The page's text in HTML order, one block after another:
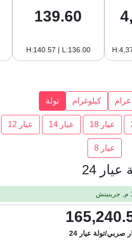
139.60
H:140.57 | L:136.00
غرام كيلوغرام تولة
عيار 18 عيار 14 عيار 12
عيار 8
24
صربي/تولة عيار 24